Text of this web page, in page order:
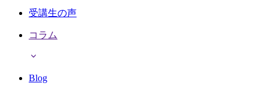
受講生の声
コラム
Blog